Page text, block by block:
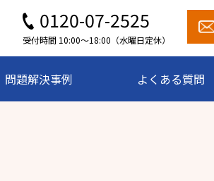
0120-07-2525
受付時間 10:00～18:00（水曜日定休）
問題解決事例 よくある質問